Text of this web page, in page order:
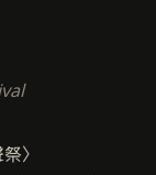
〉